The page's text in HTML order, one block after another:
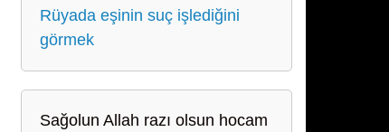
Rüyada eşinin suç işlediğini
görmek
Sağolun Allah razı olsun hocam